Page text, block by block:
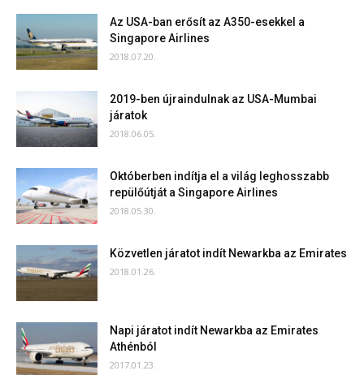
Az USA-ban erősít az A350-esekkel a
Singapore Airlines
2018.07.20.
2019-ben újraindulnak az USA-Mumbai
járatok
2018.06.05.
Októberben indítja el a világ leghosszabb
repülőútját a Singapore Airlines
2018.05.30.
Közvetlen járatot indít Newarkba az Emirates
2018.01.26.
Napi járatot indít Newarkba az Emirates
Athénból
2017.01.23.